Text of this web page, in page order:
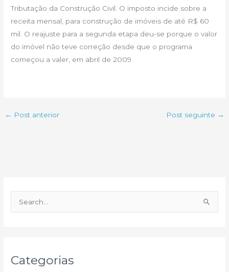
Tributação da Construção Civil. O imposto incide sobre a
receita mensal, para construção de imóveis de até R$ 60
mil. O reajuste para a segunda etapa deu-se porque o valor
do imóvel não teve correção desde que o programa
começou a valer, em abril de 2009.
← Post anterior Post seguinte →
e
Categorias